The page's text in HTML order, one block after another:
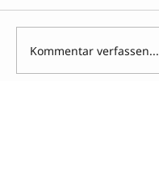
Die Erklaerungen
Kommentar verfassen...